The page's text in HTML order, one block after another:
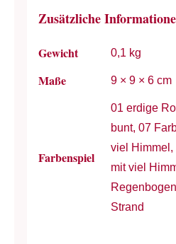
Zusätzliche
Gewicht 0,1 kg
Maße 9 × 9 × 6 cm
Farbenspiel
01 erdige
bunt, 07
viel
mit viel
Strand